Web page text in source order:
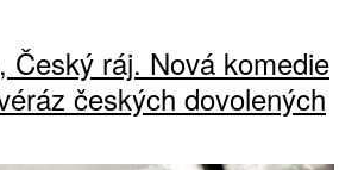
Český ráj. Nová komedie
českých dovolených